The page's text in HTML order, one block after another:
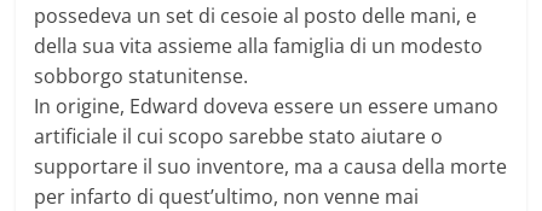
possedeva un set di cesoie al posto delle mani, e
della sua vita assieme alla famiglia di un modesto
sobborgo statunitense.
In origine, Edward doveva essere un essere umano
artificiale il cui scopo sarebbe stato aiutare o
supportare il suo inventore, ma a causa della morte
per infarto di quest’ultimo, non venne mai